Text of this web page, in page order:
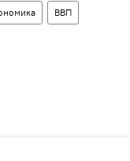
ВВП